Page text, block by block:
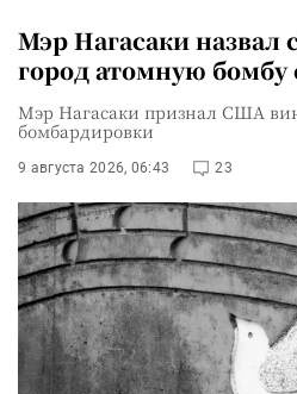
Мэр Нагасаки назвал
город атомную бомбу
Мэр Нагасаки признал США
бомбардировки
9 августа 2026, 06:43 23